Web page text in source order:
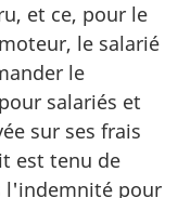
et ce, pour le
le salarié
le
salariés et
sur ses frais
est tenu de
l'indemnité pour